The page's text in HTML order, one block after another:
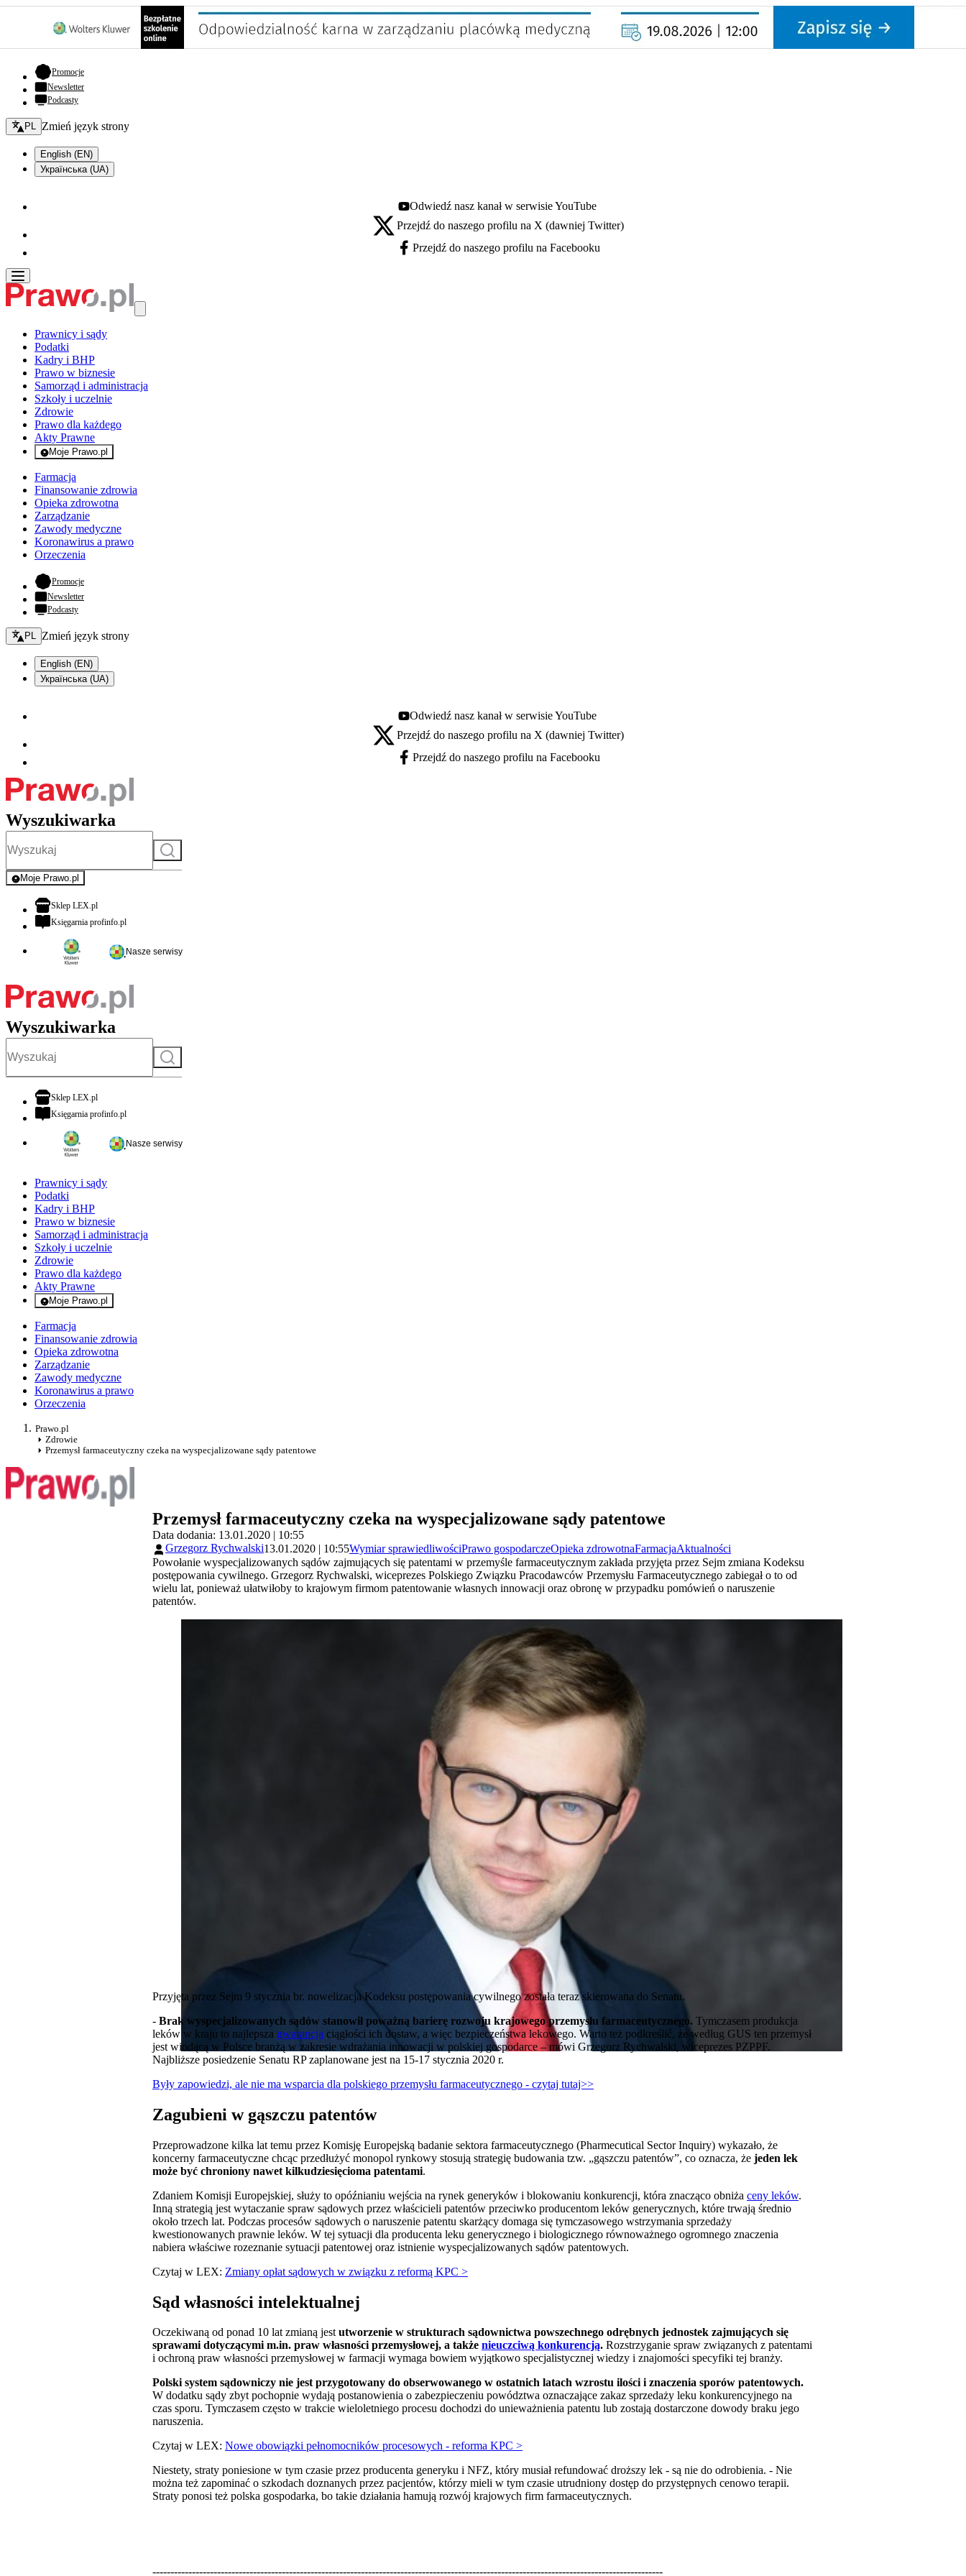
Promocje- otwiera się w nowej karcie
Newsletter
Podcasty
Zmień język - bieżący:
PL Zmień język strony
English (EN)
Українська (UA)
Youtube - otwiera się w nowej karcie
Odwiedź nasz kanał w serwisie YouTube
X - otwiera się w nowej karcie
Przejdź do naszego profilu na X (dawniej Twitter)
Facebook - otwiera się w nowej karcie
Przejdź do naszego profilu na Facebooku
Prawnicy i sądy
Podatki
Kadry i BHP
Prawo w biznesie
Samorząd i administracja
Szkoły i uczelnie
Zdrowie
Prawo dla każdego
Akty Prawne
Moje Prawo.pl
- rejestracja i logowanie do serwisu
Farmacja
Finansowanie zdrowia
Opieka zdrowotna
Zarządzanie
Zawody medyczne
Koronawirus a prawo
Orzeczenia
Promocje- otwiera się w nowej karcie
Newsletter
Podcasty
Zmień język - bieżący:
PL Zmień język strony
English (EN)
Українська (UA)
Youtube - otwiera się w nowej karcie
Odwiedź nasz kanał w serwisie YouTube
X - otwiera się w nowej karcie
Przejdź do naszego profilu na X (dawniej Twitter)
Facebook - otwiera się w nowej karcie
Przejdź do naszego profilu na Facebooku
Wyszukiwarka
Szukaj
Moje Prawo.pl
- rejestracja i logowanie do serwisu
Sklep LEX.plotwiera się w nowej karcie
Księgarnia profinfo.plotwiera się w nowej karcie
Nasze serwisy
Wyszukiwarka
Szukaj
Sklep LEX.plotwiera się w nowej karcie
Księgarnia profinfo.plotwiera się w nowej karcie
Nasze serwisy
Prawnicy i sądy
Podatki
Kadry i BHP
Prawo w biznesie
Samorząd i administracja
Szkoły i uczelnie
Zdrowie
Prawo dla każdego
Akty Prawne
Moje Prawo.pl
- rejestracja i logowanie do serwisu
Farmacja
Finansowanie zdrowia
Opieka zdrowotna
Zarządzanie
Zawody medyczne
Koronawirus a prawo
Orzeczenia
Prawo.pl
Zdrowie
Przemysł farmaceutyczny czeka na wyspecjalizowane sądy patentowe
Przemysł farmaceutyczny czeka na wyspecjalizowane sądy patentowe
Data dodania: 13.01.2020 | 10:55
Grzegorz Rychwalski13.01.2020 | 10:55Wymiar sprawiedliwościPrawo gospodarczeOpieka zdrowotnaFarmacjaAktualności
Powołanie wyspecjalizowanych sądów zajmujących się patentami w przemyśle farmaceutycznym zakłada przyjęta przez Sejm zmiana Kodeksu
postępowania cywilnego. Grzegorz Rychwalski, wiceprezes Polskiego Związku Pracodawców Przemysłu Farmaceutycznego zabiegał o to od
wielu lat, ponieważ ułatwiłoby to krajowym firmom patentowanie własnych innowacji oraz obronę w przypadku pomówień o naruszenie
patentów.
Przyjęta przez Sejm 9 stycznia br. nowelizacja Kodeksu postępowania cywilnego została teraz skierowana do Senatu.
- Brak wyspecjalizowanych sądów stanowił poważną barierę rozwoju krajowego przemysłu farmaceutycznego. Tymczasem produkcja
leków w kraju to najlepsza gwarancja ciągłości ich dostaw, a więc bezpieczeństwa lekowego. Warto też podkreślić, że według GUS ten przemysł
jest wiodącą w Polsce branżą w zakresie wdrażania innowacji w polskiej gospodarce – mówi Grzegorz Rychwalski, wiceprezes PZPPF.
Najbliższe posiedzenie Senatu RP zaplanowane jest na 15-17 stycznia 2020 r.
Były zapowiedzi, ale nie ma wsparcia dla polskiego przemysłu farmaceutycznego - czytaj tutaj>>
Zagubieni w gąszczu patentów
Przeprowadzone kilka lat temu przez Komisję Europejską badanie sektora farmaceutycznego (Pharmecutical Sector Inquiry) wykazało, że
koncerny farmaceutyczne chcąc przedłużyć monopol rynkowy stosują strategię budowania tzw. „gąszczu patentów”, co oznacza, że jeden lek
może być chroniony nawet kilkudziesięcioma patentami.
Zdaniem Komisji Europejskiej, służy to opóźnianiu wejścia na rynek generyków i blokowaniu konkurencji, która znacząco obniża ceny leków.
Inną strategią jest wytaczanie spraw sądowych przez właścicieli patentów przeciwko producentom leków generycznych, które trwają średnio
około trzech lat. Podczas procesów sądowych o naruszenie patentu skarżący domaga się tymczasowego wstrzymania sprzedaży
kwestionowanych prawnie leków. W tej sytuacji dla producenta leku generycznego i biologicznego równoważnego ogromnego znaczenia
nabiera właściwe rozeznanie sytuacji patentowej oraz istnienie wyspecjalizowanych sądów patentowych.
Czytaj w LEX: Zmiany opłat sądowych w związku z reformą KPC >
Sąd własności intelektualnej
Oczekiwaną od ponad 10 lat zmianą jestutworzenie w strukturach sądownictwa powszechnego odrębnych jednostek zajmujących się
sprawami dotyczącymi m.in. praw własności przemysłowej, a także nieuczciwą konkurencją. Rozstrzyganie spraw związanych z patentami
i ochroną praw własności przemysłowej w farmacji wymaga bowiem wyjątkowo specjalistycznej wiedzy i znajomości specyfiki tej branży.
Polski system sądowniczy nie jest przygotowany do obserwowanego w ostatnich latach wzrostu ilości i znaczenia sporów patentowych.
W dodatku sądy zbyt pochopnie wydają postanowienia o zabezpieczeniu powództwa oznaczające zakaz sprzedaży leku konkurencyjnego na
czas sporu. Tymczasem często w trakcie wieloletniego procesu dochodzi do unieważnienia patentu lub zostają dostarczone dowody braku jego
naruszenia.
Czytaj w LEX: Nowe obowiązki pełnomocników procesowych - reforma KPC >
Niestety, straty poniesione w tym czasie przez producenta generyku i NFZ, który musiał refundować droższy lek - są nie do odrobienia. - Nie
można też zapominać o szkodach doznanych przez pacjentów, którzy mieli w tym czasie utrudniony dostęp do przystępnych cenowo terapii.
Straty ponosi też polska gospodarka, bo takie działania hamują rozwój krajowych firm farmaceutycznych.
----------------------------------------------------------------------------------------------------------------------------------------------